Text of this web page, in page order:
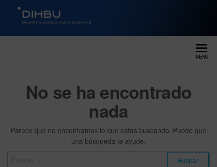
DIGITAL INNOVATION HUB
MENÚ
No se ha encontrado
nada
Parece que no encontramos lo que estás buscando. Puede que
una búsqueda te ayude.